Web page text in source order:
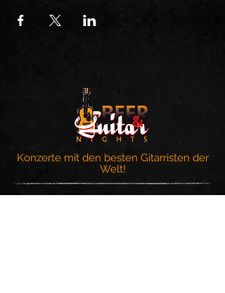
Konzerte mit den besten Gitarristen der
Welt!